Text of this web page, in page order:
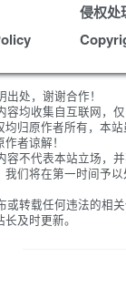
侵权处
处，谢谢合作！
均收集自互联网，
归原作者所有，本
者谅解！
容不代表本站立场，
们将在第一时间予
或转载任何违法的相
及时更新。